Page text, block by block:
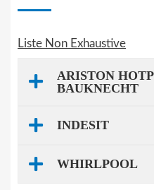
Liste Non Exhaustive
ARISTON
BAUKNECHT
INDESIT
WHIRLPOOL